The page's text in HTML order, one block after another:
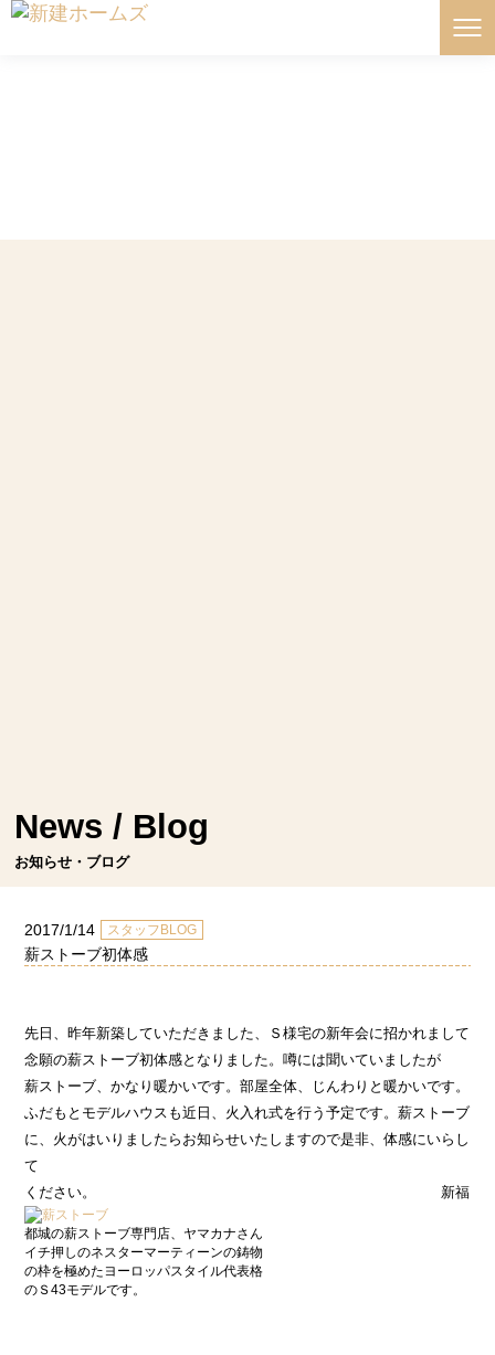
News / Blog
お知らせ・ブログ
2017/1/14 スタッフBLOG
薪ストーブ初体感
先日、昨年新築していただきました、Ｓ様宅の新年会に招かれまして
念願の薪ストーブ初体感となりました。噂には聞いていましたが
薪ストーブ、かなり暖かいです。部屋全体、じんわりと暖かいです。
ふだもとモデルハウスも近日、火入れ式を行う予定です。薪ストーブ
に、火がはいりましたらお知らせいたしますので是非、体感にいらし
て
ください。 新福
都城の薪ストーブ専門店、ヤマカナさん
イチ押しのネスターマーティーンの鋳物
の枠を極めたヨーロッパスタイル代表格
のＳ43モデルです。